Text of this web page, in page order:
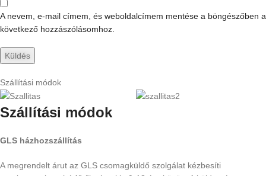
A nevem, e-mail címem, és weboldalcímem mentése a böngészőben a
következő hozzászólásomhoz.
Szállítási módok
Szállítási módok
GLS házhozszállítás
A megrendelt árut az GLS csomagküldő szolgálat kézbesíti